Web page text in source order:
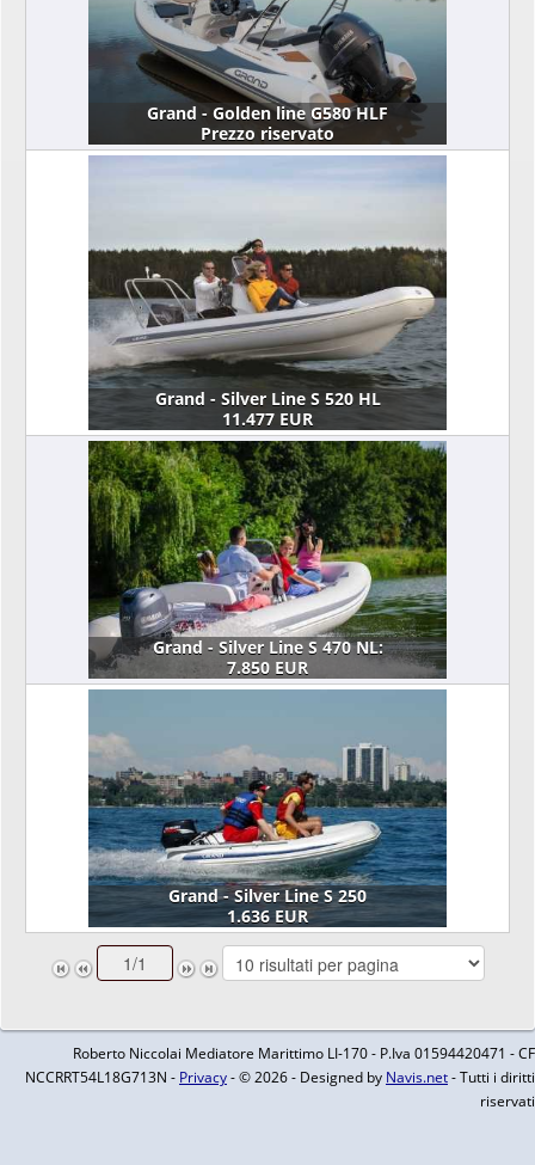
Grand - Golden line G580 HLF
Prezzo riservato
Grand - Silver Line S 520 HL
11.477 EUR
Grand - Silver Line S 470 NL:
7.850 EUR
Grand - Silver Line S 250
1.636 EUR
Roberto Niccolai Mediatore Marittimo LI-170 - P.Iva 01594420471 - CF
NCCRRT54L18G713N - Privacy- © 2026 - Designed by Navis.net- Tutti i diritti
riservati